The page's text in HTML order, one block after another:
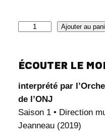
n
Ajouter au
ÉCOUTER LE
interprété par
de l’ONJ
Saison 1 • Direction
Jeanneau (2019)